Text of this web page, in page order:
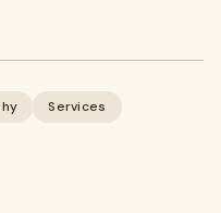
Services